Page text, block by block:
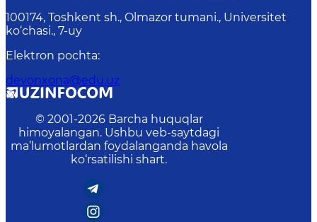
100174, Toshkent sh., Olmazor tumani., Universitet
ko‘chasi., 7-uy
Elektron pochta:
devonxona@edu.uz
© 2001-2026 Barcha huquqlar
himoyalangan. Ushbu veb-saytdagi
ma’lumotlardan foydalanganda havola
ko‘rsatilishi shart.